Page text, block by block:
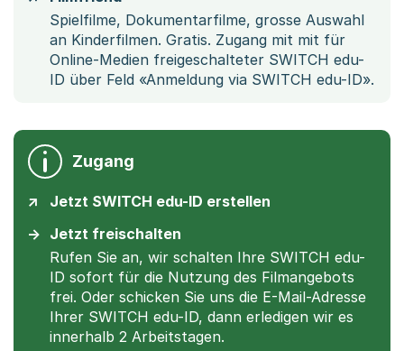
Spielfilme, Dokumentarfilme, grosse Auswahl
an Kinderfilmen. Gratis. Zugang mit mit für
Online-Medien freigeschalteter SWITCH edu-
ID über Feld «Anmeldung via SWITCH edu-ID».
Zugang
Jetzt SWITCH edu-ID erstellen
Jetzt freischalten
Rufen Sie an, wir schalten Ihre SWITCH edu-
ID sofort für die Nutzung des Filmangebots
frei. Oder schicken Sie uns die E-Mail-Adresse
Ihrer SWITCH edu-ID, dann erledigen wir es
innerhalb 2 Arbeitstagen.